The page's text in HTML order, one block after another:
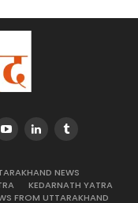
NEWS
KEDARNATH YATRA
FROM UTTARAKHAND